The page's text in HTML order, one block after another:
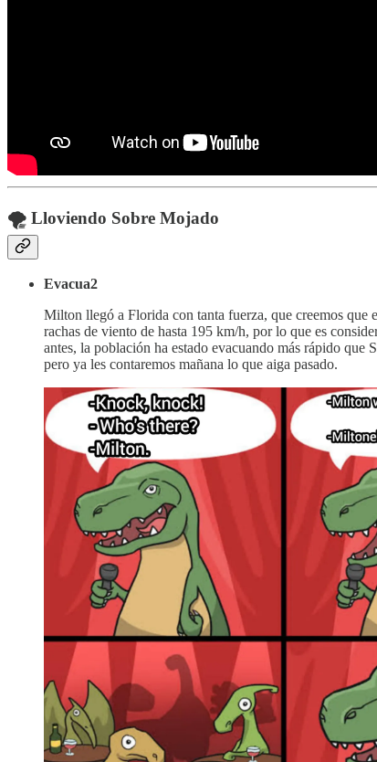
🌪️ Lloviendo Sobre Mojado
Evacua2
Milton llegó a Florida con tanta fuerza, que creemos que
rachas de viento de hasta 195 km/h, por lo que es
antes, la población ha estado evacuando más rápido
pero ya les contaremos mañana lo que aiga pasado.